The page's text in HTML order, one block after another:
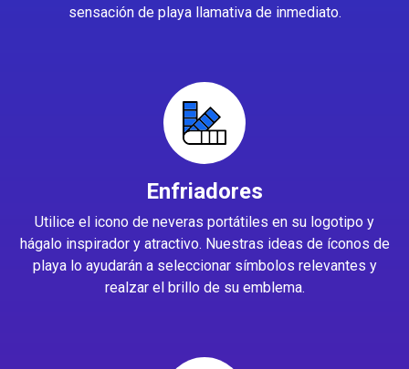
sensación de playa llamativa de inmediato.
Enfriadores
Utilice el icono de neveras portátiles en su logotipo y
hágalo inspirador y atractivo. Nuestras ideas de íconos de
playa lo ayudarán a seleccionar símbolos relevantes y
realzar el brillo de su emblema.